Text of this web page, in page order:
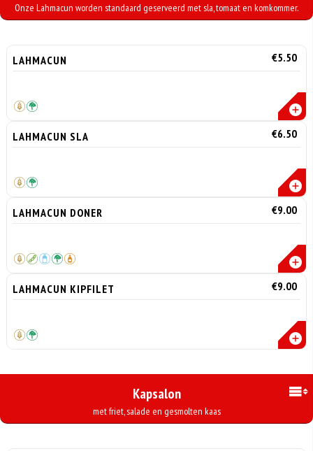
Onze Lahmacun worden standaard geserveerd met sla, tomaat en komkommer.
LAHMACUN €5.50
LAHMACUN SLA €6.50
LAHMACUN DONER €9.00
LAHMACUN KIPFILET €9.00
Kapsalon
met friet, salade en gesmolten kaas